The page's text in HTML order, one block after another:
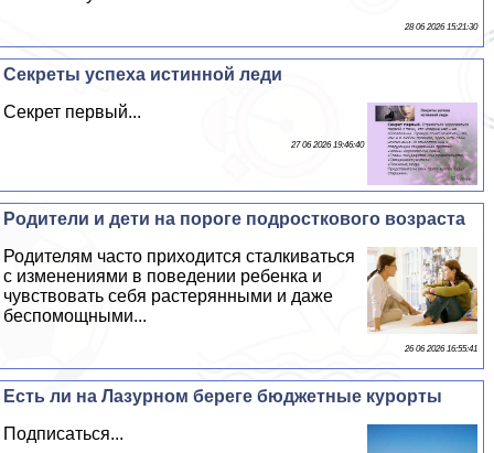
28 06 2026 15:21:30
Секреты успеха истинной леди
Секрет первый...
27 06 2026 19:46:40
Родители и дети на пороге подросткового возраста
Родителям часто приходится сталкиваться
с изменениями в поведении ребенка и
чувствовать себя растерянными и даже
беспомощными...
26 06 2026 16:55:41
Есть ли на Лазурном береге бюджетные курорты
Подписаться...